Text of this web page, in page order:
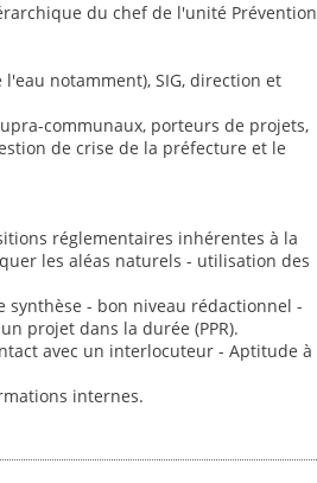
du chef de l'unité Prévention
notamment), SIG, direction et
communaux, porteurs de projets,
de crise de la préfecture et le
réglementaires inhérentes à la
les aléas naturels - utilisation des
synthèse - bon niveau rédactionnel -
projet dans la durée (PPR).
avec un interlocuteur - Aptitude à
internes.